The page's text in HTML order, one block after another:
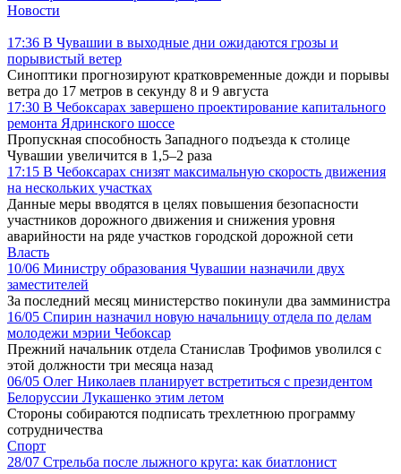
Новости
17:36 В Чувашии в выходные дни ожидаются грозы и
порывистый ветер
Синоптики прогнозируют кратковременные дожди и порывы
ветра до 17 метров в секунду 8 и 9 августа
17:30 В Чебоксарах завершено проектирование капитального
ремонта Ядринского шоссе
Пропускная способность Западного подъезда к столице
Чувашии увеличится в 1,5–2 раза
17:15 В Чебоксарах снизят максимальную скорость движения
на нескольких участках
Данные меры вводятся в целях повышения безопасности
участников дорожного движения и снижения уровня
аварийности на ряде участков городской дорожной сети
Власть
10/06 Министру образования Чувашии назначили двух
заместителей
За последний месяц министерство покинули два замминистра
16/05 Спирин назначил новую начальницу отдела по делам
молодежи мэрии Чебоксар
Прежний начальник отдела Станислав Трофимов уволился с
этой должности три месяца назад
06/05 Олег Николаев планирует встретиться с президентом
Белоруссии Лукашенко этим летом
Стороны собираются подписать трехлетнюю программу
сотрудничества
Спорт
28/07 Стрельба после лыжного круга: как биатлонист